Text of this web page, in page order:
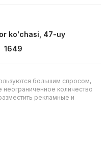
ko'chasi, 47-uy
1649
большим спросом,
количество
рекламные и